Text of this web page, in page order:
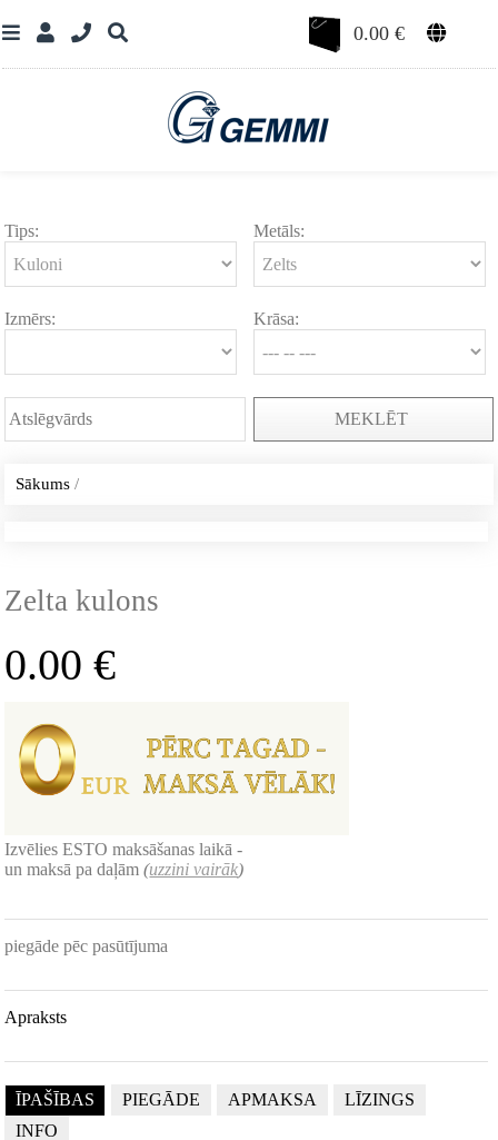
0.00€
Tips: Metāls:
Izmērs: Krāsa:
MEKLĒT
Sākums /
Zelta kulons
0.00€
Izvēlies ESTO maksāšanas laikā -
un maksā pa daļām(uzzini vairāk)
piegāde pēc pasūtījuma
Apraksts
ĪPAŠĪBAS PIEGĀDE APMAKSA
LĪZINGS
INFO